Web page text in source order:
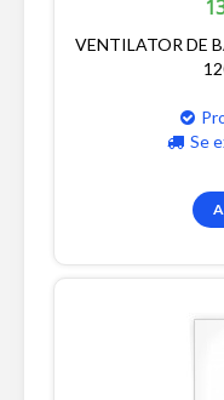
VENTILATOR DE
Se